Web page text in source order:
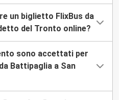
un biglietto FlixBus da
del Tronto online?
sono accettati per
Battipaglia a San